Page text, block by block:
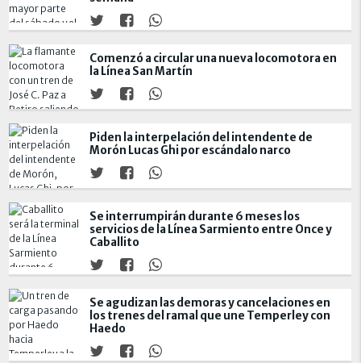
Comenzó a circular una nueva locomotora en
la Línea San Martín
Piden la interpelación del intendente de
Morón Lucas Ghi por escándalo narco
Se interrumpirán durante 6 meses los
servicios de la Línea Sarmiento entre Once y
Caballito
Se agudizan las demoras y cancelaciones en
los trenes del ramal que une Temperley con
Haedo